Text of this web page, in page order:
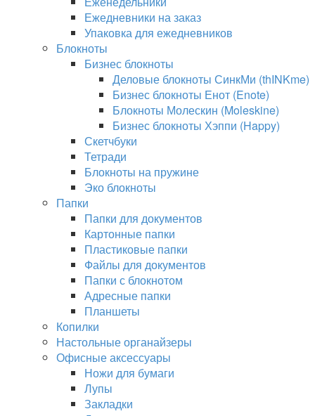
Ежедневники на заказ
Упаковка для ежедневников
Блокноты
Бизнес блокноты
Деловые блокноты СинкМи (thINKme)
Бизнес блокноты Енот (Enote)
Блокноты Молескин (Moleskine)
Бизнес блокноты Хэппи (Happy)
Скетчбуки
Тетради
Блокноты на пружине
Эко блокноты
Папки
Папки для документов
Картонные папки
Пластиковые папки
Файлы для документов
Папки с блокнотом
Адресные папки
Планшеты
Копилки
Настольные органайзеры
Офисные аксессуары
Ножи для бумаги
Лупы
Закладки